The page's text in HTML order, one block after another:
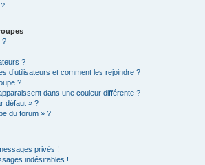
?
?
d’utilisateurs et comment les rejoindre ?
?
dans une couleur différente ?
défaut » ?
du forum » ?
privés !
indésirables !